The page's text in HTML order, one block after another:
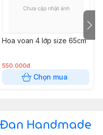
Hoa voan 4 lớp size 65cm
550.000đ
Chọn mua
Handmade